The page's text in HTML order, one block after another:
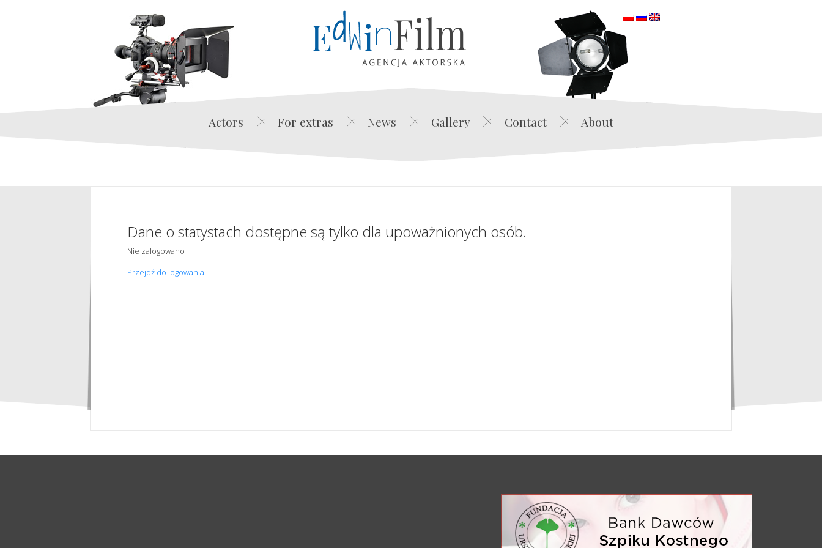
Edwin Film Agencja Aktorska
Actors For extras News Gallery Contact About
Dane o statystach dostępne są tylko dla upoważnionych osób.
Nie zalogowano
Przejdź do logowania